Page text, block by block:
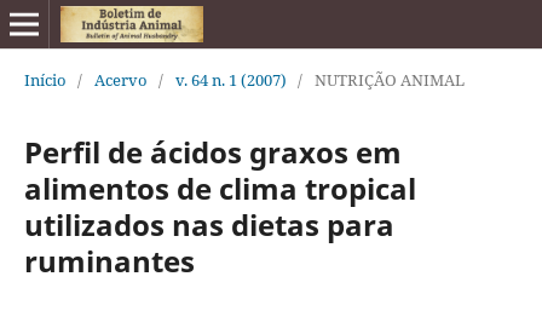
Início / Acervo / v. 64 n. 1 (2007) / NUTRIÇÃO ANIMAL
Perfil de ácidos graxos em
alimentos de clima tropical
utilizados nas dietas para
ruminantes